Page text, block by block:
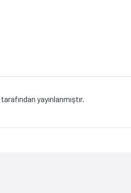
tarafından yayınlanmıştır.